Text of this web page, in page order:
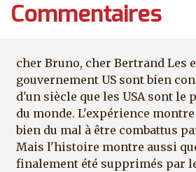
Commentaires
cher Bruno, cher Bertrand Les
gouvernement US sont bien
d'un siècle que les USA sont le
du monde. L'expérience
bien du mal à être combattus
Mais l'histoire montre aussi
finalement été supprimés par